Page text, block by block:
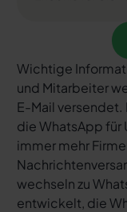
Wichtige
und Mitarbeiter
E-Mail
die WhatsApp
immer mehr
wechseln zu
entwickelt, die